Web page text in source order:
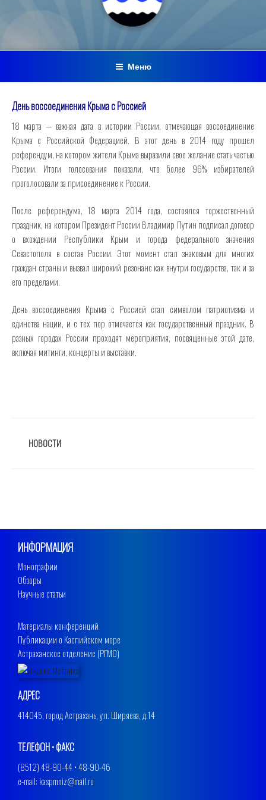
Меню
День воссоединения Крыма с Россией
18 марта — важная дата в истории России, отмечающая воссоединение
Крыма с Российской Федерацией. В этот день в 2014 году прошел
референдум, на котором жители Крыма выразили свое желание стать частью
России. Итоги голосования показали, что более 96% избирателей
проголосовали за присоединение к России.
После референдума, 18 марта 2014 года, состоялся торжественный
праздник, на котором Президент России Владимир Путин подписал договор
о вхождении Республики Крым и города федерального значения
Севастополя в состав России. Этот момент стал знаковым для многих
граждан страны и вызвал широкий резонанс как внутри государства, так и за
его пределами.
День воссоединения Крыма с Россией стал символом патриотизма и
единства нации, и с тех пор отмечается как государственный праздник. В
разных городах России проходят мероприятия, посвященные этой дате,
включая митинги, концерты и выставки.
РУБРИКИ
НОВОСТИ
ИНФОРМАЦИЯ
Монографии
Обзоры
Научные статьи
Материалы конференций
Публикации о Каспийском море
Астраханское отделение (РГМО)
АДРЕС
414045, город Астрахань, ул. Ширяева, д.14
ТЕЛЕФОН • ФАКС
(8512) 48-90-44 • 48-90-46
e-mail: kaspmniz@mail.ru